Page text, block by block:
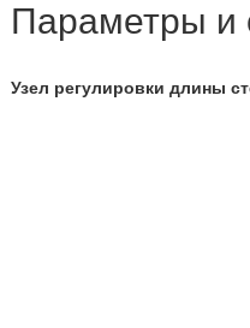
Параметры и
Узел регулировки длины